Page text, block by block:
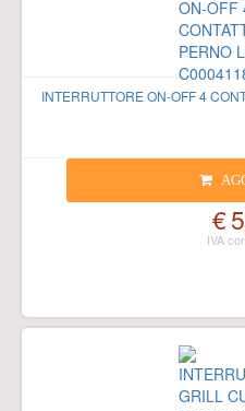
INTERRUTTORE ON-OFF 4
€